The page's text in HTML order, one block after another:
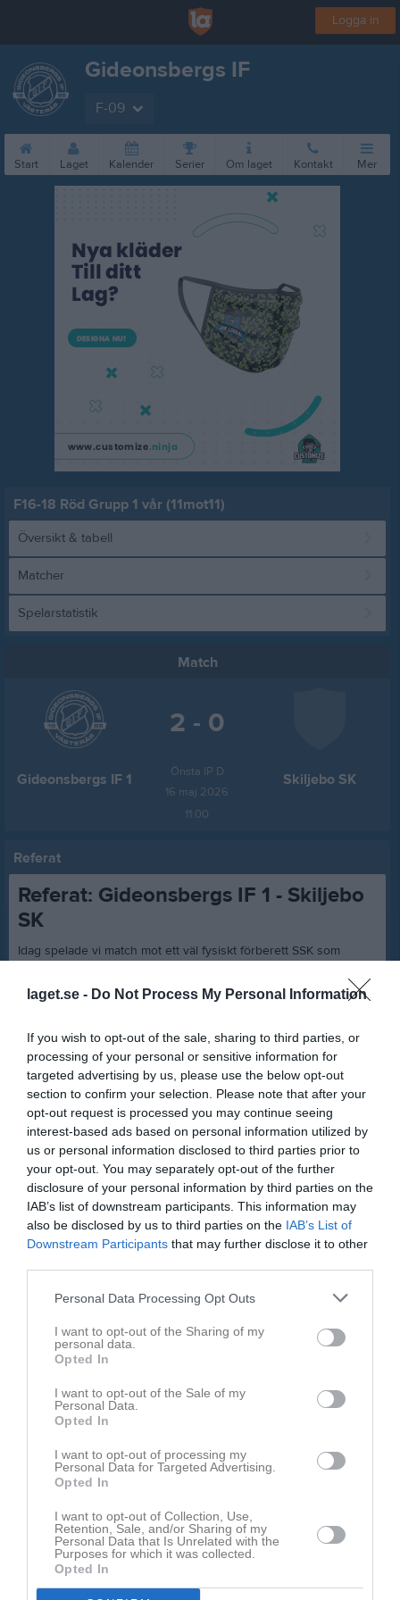
laget.se - Do Not Process My Personal Information
If you wish to opt-out of the sale, sharing to third parties, or
processing of your personal or sensitive information for
targeted advertising by us, please use the below opt-out
section to confirm your selection. Please note that after your
opt-out request is processed you may continue seeing
interest-based ads based on personal information utilized by
us or personal information disclosed to third parties prior to
your opt-out. You may separately opt-out of the further
disclosure of your personal information by third parties on the
IAB’s list of downstream participants. This information may
also be disclosed by us to third parties on the IAB’s List of
Downstream Participants that may further disclose it to other
Personal Data Processing Opt Outs
I want to opt-out of the Sharing of my
personal data.
Opted In
I want to opt-out of the Sale of my
Personal Data.
Opted In
I want to opt-out of processing my
Personal Data for Targeted Advertising.
Opted In
I want to opt-out of Collection, Use,
Retention, Sale, and/or Sharing of my
Personal Data that Is Unrelated with the
Purposes for which it was collected.
Opted In
Logga in
Gideonsbergs IF
F-09
Start Laget Kalender Serier Om laget Kontakt Mer
F16-18 Röd Grupp 1 vår (11mot11)
Översikt & tabell
Matcher
Spelarstatistik
Match
Gideonsbergs IF 1
2 - 0
Önsta IP D
16 maj 2026
11:00
Skiljebo SK
Referat
Referat: Gideonsbergs IF 1 - Skiljebo
SK
Idag spelade vi match mot ett väl fysiskt förberett SSK som
kräver ett snabbare spel. Vi har idag en trupp där många spelare
inte tränat eller spelat med varandrapå länge, vilket såklart vi var
sitt bästa. Det gjorde alla! ????
Första halvleken tycker jag vi skapar många lägen att göra mål
men tyvärr lyckades vi bara göra ett mål som Emelie gör på en
frispark. Deras målvakt gör ett antal bra räddningar och tyvärr
har vi bara 1-0 i halvtid. Men målet är en väldigt fin frispark i
första krysset ??.
Vi rullar boll bra och mittbacks paret Maja / Emelie gör det väldigt
bra och följer matchplanen perfekt... når våra ytterbackar och
dessa i sin tur lyckades dela bollar till inner mitt, där Hanna,
Signe och Theres är dominerande i mitten. Kanterna med Elsa
och Mariana jobbade hårt och skapade många halvchanser i
djupet. Leia fick mer och mer bollar ju längre matchen led och
var aktiv på dessa djupleds bollar. Med andra ord var vi väldigt
rullar via mitten.
Andra halvleken har Skiljebo mer att säga till om och tar över
spelet då vi känns både lite trötta och släpper initiativet och
Skiljebo jobbar sig ini matchen och deras bollar i djupet får vi allt
så får SSK det läget dom väntar på och den boll som smiter
igenom vårt försvar ger dom ett friläge från halva plan.
i stolpen vilken vi sen rensar bort...Fin räddning av Ida!
Även om Skiljebo har mer att säga till om i andra så vi allt oftare
lägger bollarna mer rakt i djup och har inte det tålamod vi hade i
första så är släpper vi inte till så många llgen bakåt. Bra försvar
under hela matchen. Skiljebo är starka och vältränade och jobbar
hårt på alla bollar så vi är nöjda att vi håller nollan idag. 2-0 målet
gör Wilda efter Marianas halvträff som hamnar på bortre stolpen
där hon petar in den. Lite före det målet har Signe en frisparken i